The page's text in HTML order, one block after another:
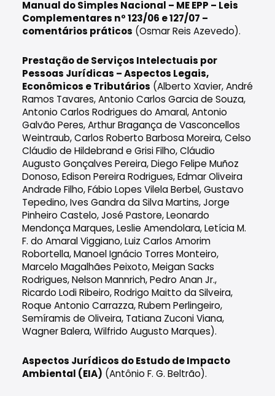
Manual do Simples Nacional – ME EPP – Leis
Complementares nº 123/06 e 127/07 –
comentários práticos (Osmar Reis Azevedo).
Prestação de Serviços Intelectuais por
Pessoas Jurídicas – Aspectos Legais,
Econômicos e Tributários (Alberto Xavier, André
Ramos Tavares, Antonio Carlos Garcia de Souza,
Antonio Carlos Rodrigues do Amaral, Antonio
Galvão Peres, Arthur Bragança de Vasconcellos
Weintraub, Carlos Roberto Barbosa Moreira, Celso
Cláudio de Hildebrand e Grisi Filho, Cláudio
Augusto Gonçalves Pereira, Diego Felipe Muñoz
Donoso, Edison Pereira Rodrigues, Edmar Oliveira
Andrade Filho, Fábio Lopes Vilela Berbel, Gustavo
Tepedino, Ives Gandra da Silva Martins, Jorge
Pinheiro Castelo, José Pastore, Leonardo
Mendonça Marques, Leslie Amendolara, Letícia M.
F. do Amaral Viggiano, Luiz Carlos Amorim
Robortella, Manoel Ignácio Torres Monteiro,
Marcelo Magalhães Peixoto, Meigan Sacks
Rodrigues, Nelson Mannrich, Pedro Anan Jr.,
Ricardo Lodi Ribeiro, Rodrigo Maitto da Silveira,
Roque Antonio Carrazza, Rubem Perlingeiro,
Semíramis de Oliveira, Tatiana Zuconi Viana,
Wagner Balera, Wilfrido Augusto Marques).
Aspectos Jurídicos do Estudo de Impacto
Ambiental (EIA) (Antônio F. G. Beltrão).